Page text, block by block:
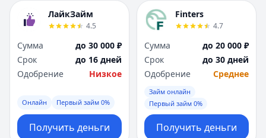
ЛайкЗайм
4.5
Сумма
до 30 000 ₽
Срок
до 16 дней
Одобрение
Низкое
Онлайн Первый займ 0%
Получить деньги
Finters
4.7
Сумма
до 20 000 ₽
Срок
до 30 дней
Одобрение
Среднее
Займ онлайн
Первый займ 0%
Получить деньги